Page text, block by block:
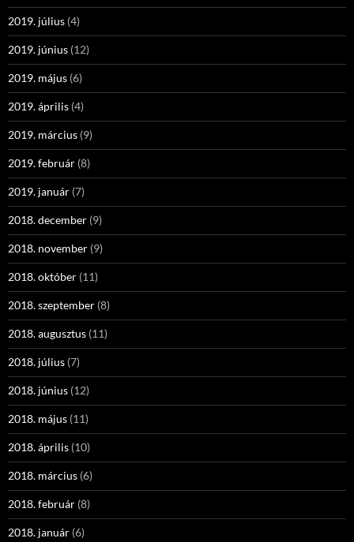
2019. július (4)
2019. június (12)
2019. május (6)
2019. április (4)
2019. március (9)
2019. február (8)
2019. január (7)
2018. december (9)
2018. november (9)
2018. október (11)
2018. szeptember (8)
2018. augusztus (11)
2018. július (7)
2018. június (12)
2018. május (11)
2018. április (10)
2018. március (6)
2018. február (8)
2018. január (6)